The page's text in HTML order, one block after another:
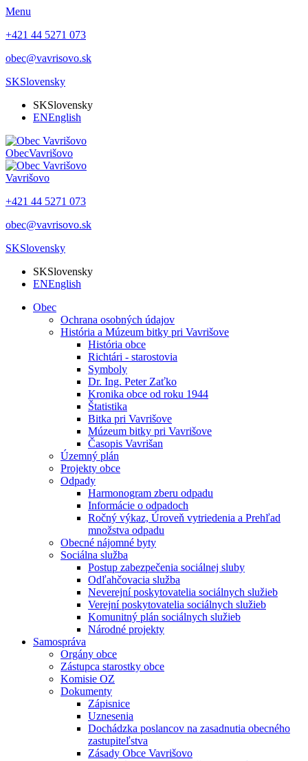
Menu
+421 44 5271 073
obec@vavrisovo.sk
SKSlovensky
SKSlovensky
ENEnglish
ObecVavrišovo
Vavrišovo
+421 44 5271 073
obec@vavrisovo.sk
SKSlovensky
SKSlovensky
ENEnglish
Obec
Ochrana osobných údajov
História a Múzeum bitky pri Vavrišove
História obce
Richtári - starostovia
Symboly
Dr. Ing. Peter Zaťko
Kronika obce od roku 1944
Štatistika
Bitka pri Vavrišove
Múzeum bitky pri Vavrišove
Časopis Vavrišan
Územný plán
Projekty obce
Odpady
Harmonogram zberu odpadu
Informácie o odpadoch
Ročný výkaz, Úroveň vytriedenia a Prehľad
množstva odpadu
Obecné nájomné byty
Sociálna služba
Postup zabezpečenia sociálnej sluby
Odľahčovacia služba
Neverejní poskytovatelia sociálnych služieb
Verejní poskytovatelia sociálnych služieb
Komunitný plán sociálnych služieb
Národné projekty
Samospráva
Orgány obce
Zástupca starostky obce
Komisie OZ
Dokumenty
Zápisnice
Uznesenia
Dochádzka poslancov na zasadnutia obecného
zastupiteľstva
Zásady Obce Vavrišovo